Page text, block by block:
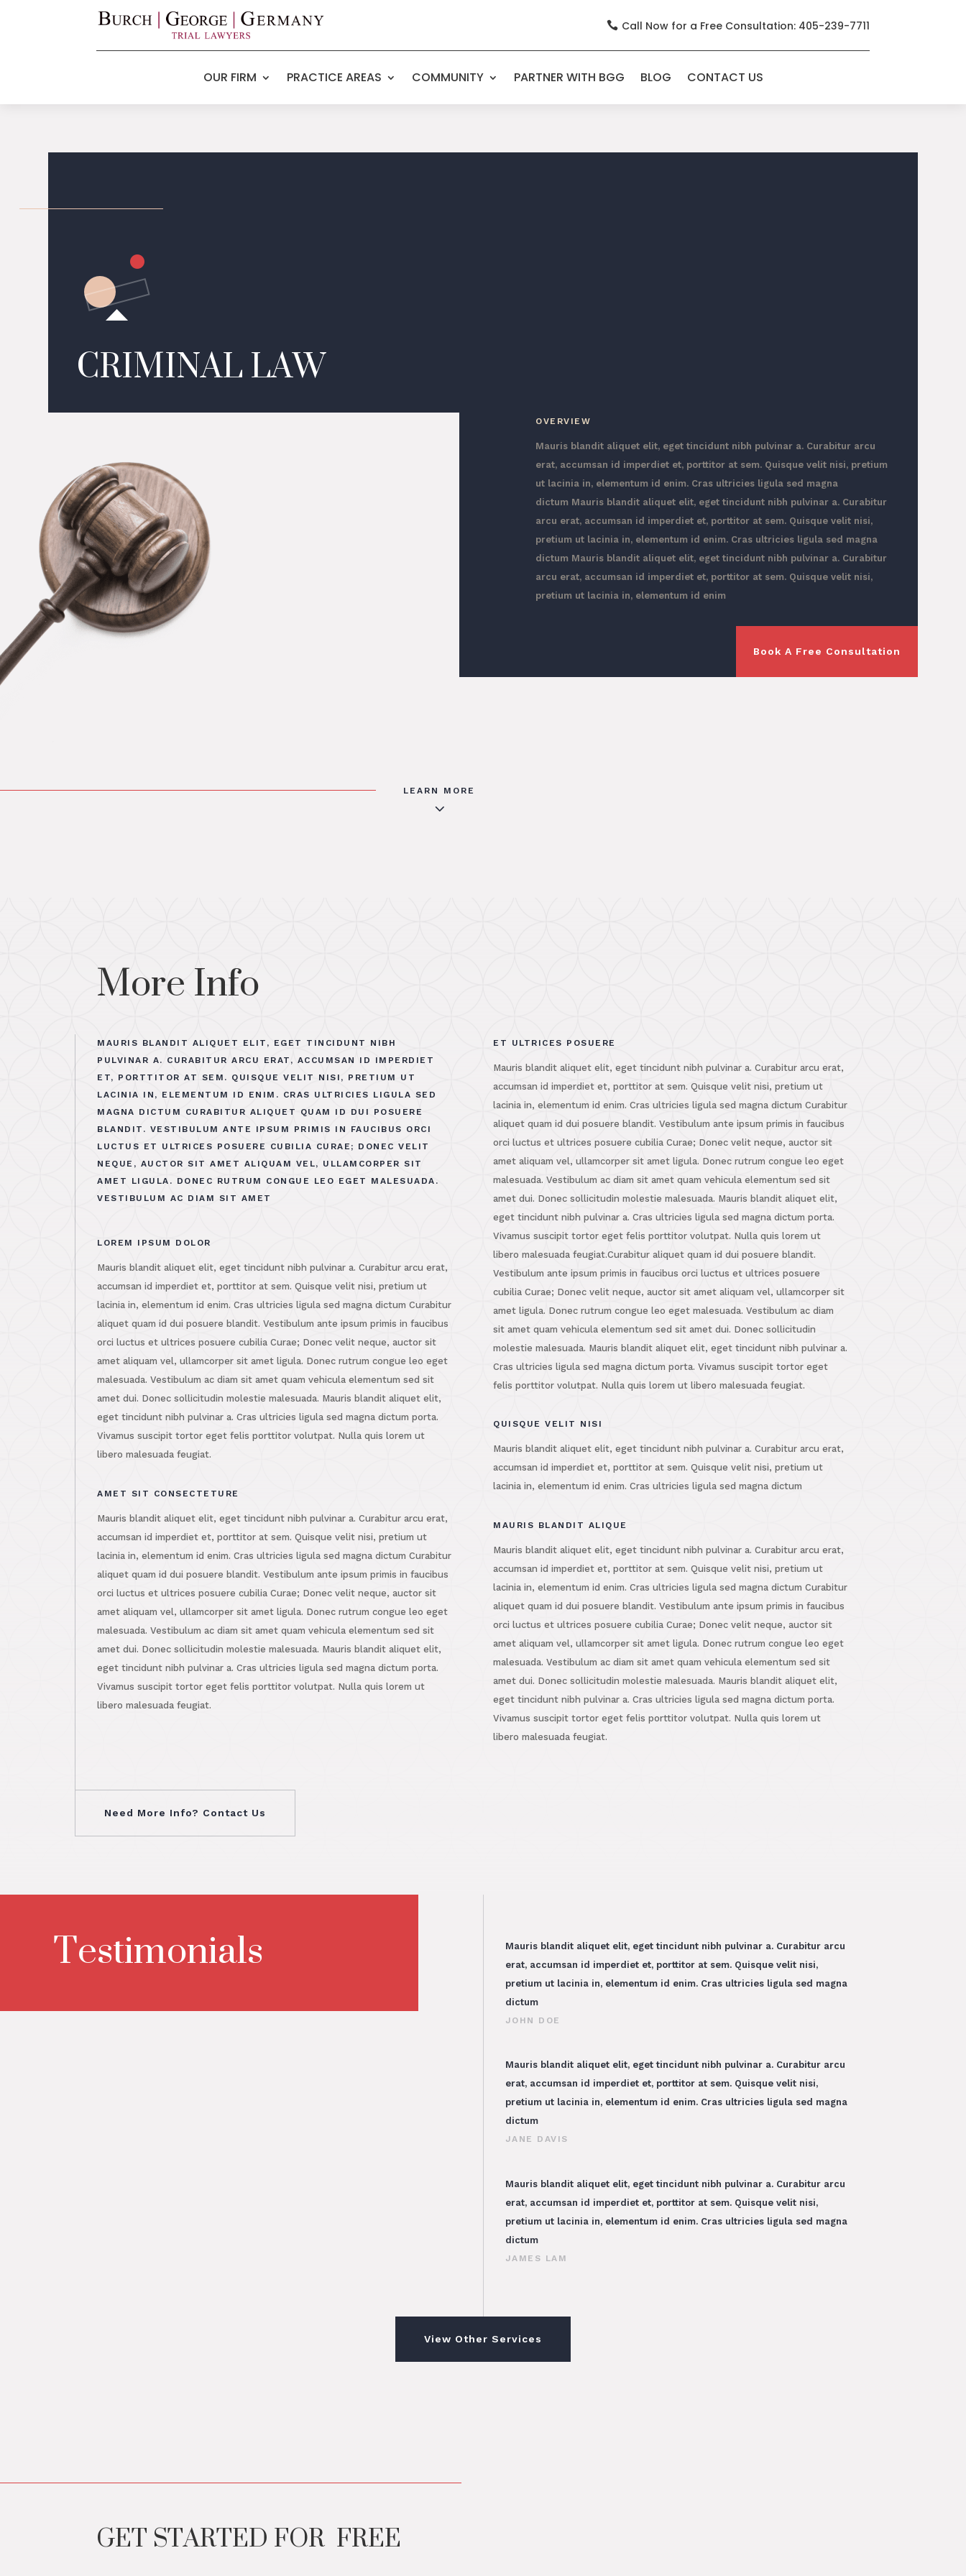
 Call Now for a Free Consultation: 405-239-7711
OUR FIRM PRACTICE AREAS COMMUNITY PARTNER WITH BGG BLOG CONTACT US
CRIMINAL LAW
OVERVIEW
Mauris blandit aliquet elit, eget tincidunt nibh pulvinar a. Curabitur arcu
erat, accumsan id imperdiet et, porttitor at sem. Quisque velit nisi, pretium
ut lacinia in, elementum id enim. Cras ultricies ligula sed magna
dictum Mauris blandit aliquet elit, eget tincidunt nibh pulvinar a. Curabitur
arcu erat, accumsan id imperdiet et, porttitor at sem. Quisque velit nisi,
pretium ut lacinia in, elementum id enim. Cras ultricies ligula sed magna
dictum Mauris blandit aliquet elit, eget tincidunt nibh pulvinar a. Curabitur
arcu erat, accumsan id imperdiet et, porttitor at sem. Quisque velit nisi,
pretium ut lacinia in, elementum id enim
Book A Free Consultation
LEARN MORE
3
More Info
MAURIS BLANDIT ALIQUET ELIT, EGET TINCIDUNT NIBH
PULVINAR A. CURABITUR ARCU ERAT, ACCUMSAN ID IMPERDIET
ET, PORTTITOR AT SEM. QUISQUE VELIT NISI, PRETIUM UT
LACINIA IN, ELEMENTUM ID ENIM. CRAS ULTRICIES LIGULA SED
MAGNA DICTUM CURABITUR ALIQUET QUAM ID DUI POSUERE
BLANDIT. VESTIBULUM ANTE IPSUM PRIMIS IN FAUCIBUS ORCI
LUCTUS ET ULTRICES POSUERE CUBILIA CURAE; DONEC VELIT
NEQUE, AUCTOR SIT AMET ALIQUAM VEL, ULLAMCORPER SIT
AMET LIGULA. DONEC RUTRUM CONGUE LEO EGET MALESUADA.
VESTIBULUM AC DIAM SIT AMET
LOREM IPSUM DOLOR
Mauris blandit aliquet elit, eget tincidunt nibh pulvinar a. Curabitur arcu erat,
accumsan id imperdiet et, porttitor at sem. Quisque velit nisi, pretium ut
lacinia in, elementum id enim. Cras ultricies ligula sed magna dictum Curabitur
aliquet quam id dui posuere blandit. Vestibulum ante ipsum primis in faucibus
orci luctus et ultrices posuere cubilia Curae; Donec velit neque, auctor sit
amet aliquam vel, ullamcorper sit amet ligula. Donec rutrum congue leo eget
malesuada. Vestibulum ac diam sit amet quam vehicula elementum sed sit
amet dui. Donec sollicitudin molestie malesuada. Mauris blandit aliquet elit,
eget tincidunt nibh pulvinar a. Cras ultricies ligula sed magna dictum porta.
Vivamus suscipit tortor eget felis porttitor volutpat. Nulla quis lorem ut
libero malesuada feugiat.
AMET SIT CONSECTETURE
Mauris blandit aliquet elit, eget tincidunt nibh pulvinar a. Curabitur arcu erat,
accumsan id imperdiet et, porttitor at sem. Quisque velit nisi, pretium ut
lacinia in, elementum id enim. Cras ultricies ligula sed magna dictum Curabitur
aliquet quam id dui posuere blandit. Vestibulum ante ipsum primis in faucibus
orci luctus et ultrices posuere cubilia Curae; Donec velit neque, auctor sit
amet aliquam vel, ullamcorper sit amet ligula. Donec rutrum congue leo eget
malesuada. Vestibulum ac diam sit amet quam vehicula elementum sed sit
amet dui. Donec sollicitudin molestie malesuada. Mauris blandit aliquet elit,
eget tincidunt nibh pulvinar a. Cras ultricies ligula sed magna dictum porta.
Vivamus suscipit tortor eget felis porttitor volutpat. Nulla quis lorem ut
libero malesuada feugiat.
ET ULTRICES POSUERE
Mauris blandit aliquet elit, eget tincidunt nibh pulvinar a. Curabitur arcu erat,
accumsan id imperdiet et, porttitor at sem. Quisque velit nisi, pretium ut
lacinia in, elementum id enim. Cras ultricies ligula sed magna dictum Curabitur
aliquet quam id dui posuere blandit. Vestibulum ante ipsum primis in faucibus
orci luctus et ultrices posuere cubilia Curae; Donec velit neque, auctor sit
amet aliquam vel, ullamcorper sit amet ligula. Donec rutrum congue leo eget
malesuada. Vestibulum ac diam sit amet quam vehicula elementum sed sit
amet dui. Donec sollicitudin molestie malesuada. Mauris blandit aliquet elit,
eget tincidunt nibh pulvinar a. Cras ultricies ligula sed magna dictum porta.
Vivamus suscipit tortor eget felis porttitor volutpat. Nulla quis lorem ut
libero malesuada feugiat.Curabitur aliquet quam id dui posuere blandit.
Vestibulum ante ipsum primis in faucibus orci luctus et ultrices posuere
cubilia Curae; Donec velit neque, auctor sit amet aliquam vel, ullamcorper sit
amet ligula. Donec rutrum congue leo eget malesuada. Vestibulum ac diam
sit amet quam vehicula elementum sed sit amet dui. Donec sollicitudin
molestie malesuada. Mauris blandit aliquet elit, eget tincidunt nibh pulvinar a.
Cras ultricies ligula sed magna dictum porta. Vivamus suscipit tortor eget
felis porttitor volutpat. Nulla quis lorem ut libero malesuada feugiat.
QUISQUE VELIT NISI
Mauris blandit aliquet elit, eget tincidunt nibh pulvinar a. Curabitur arcu erat,
accumsan id imperdiet et, porttitor at sem. Quisque velit nisi, pretium ut
lacinia in, elementum id enim. Cras ultricies ligula sed magna dictum
MAURIS BLANDIT ALIQUE
Mauris blandit aliquet elit, eget tincidunt nibh pulvinar a. Curabitur arcu erat,
accumsan id imperdiet et, porttitor at sem. Quisque velit nisi, pretium ut
lacinia in, elementum id enim. Cras ultricies ligula sed magna dictum Curabitur
aliquet quam id dui posuere blandit. Vestibulum ante ipsum primis in faucibus
orci luctus et ultrices posuere cubilia Curae; Donec velit neque, auctor sit
amet aliquam vel, ullamcorper sit amet ligula. Donec rutrum congue leo eget
malesuada. Vestibulum ac diam sit amet quam vehicula elementum sed sit
amet dui. Donec sollicitudin molestie malesuada. Mauris blandit aliquet elit,
eget tincidunt nibh pulvinar a. Cras ultricies ligula sed magna dictum porta.
Vivamus suscipit tortor eget felis porttitor volutpat. Nulla quis lorem ut
libero malesuada feugiat.
Need More Info? Contact Us
Testimonials
Mauris blandit aliquet elit, eget tincidunt nibh pulvinar a. Curabitur arcu
erat, accumsan id imperdiet et, porttitor at sem. Quisque velit nisi,
pretium ut lacinia in, elementum id enim. Cras ultricies ligula sed magna
dictum
JOHN DOE
Mauris blandit aliquet elit, eget tincidunt nibh pulvinar a. Curabitur arcu
erat, accumsan id imperdiet et, porttitor at sem. Quisque velit nisi,
pretium ut lacinia in, elementum id enim. Cras ultricies ligula sed magna
dictum
JANE DAVIS
Mauris blandit aliquet elit, eget tincidunt nibh pulvinar a. Curabitur arcu
erat, accumsan id imperdiet et, porttitor at sem. Quisque velit nisi,
pretium ut lacinia in, elementum id enim. Cras ultricies ligula sed magna
dictum
JAMES LAM
View Other Services
GET STARTED FOR FREE